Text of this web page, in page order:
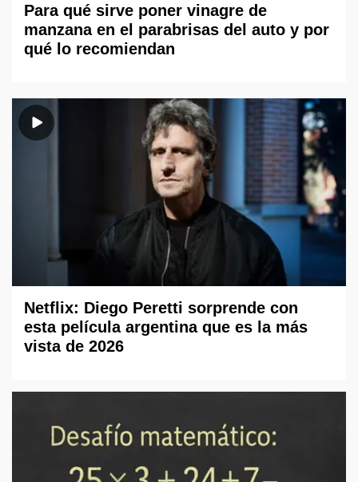
Para qué sirve poner vinagre de
manzana en el parabrisas del auto y por
qué lo recomiendan
Netflix: Diego Peretti sorprende con
esta película argentina que es la más
vista de 2026